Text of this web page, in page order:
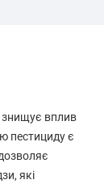
знищує вплив
пестициду є
які